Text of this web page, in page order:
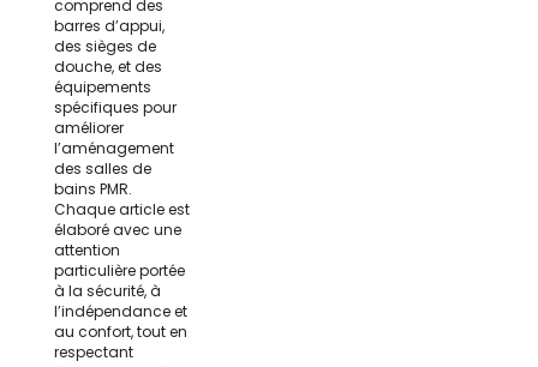
comprend des
barres d’appui,
des sièges de
douche, et des
équipements
spécifiques pour
améliorer
l’aménagement
des salles de
bains PMR.
Chaque article est
élaboré avec une
attention
particulière portée
à la sécurité, à
l’indépendance et
au confort, tout en
respectant